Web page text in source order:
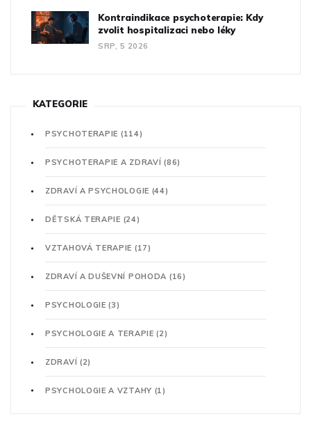
Kontraindikace psychoterapie: Kdy
zvolit hospitalizaci nebo léky
SRP, 5 2026
KATEGORIE
PSYCHOTERAPIE (114)
PSYCHOTERAPIE A ZDRAVÍ(86)
ZDRAVÍ A PSYCHOLOGIE (44)
DĚTSKÁ TERAPIE (24)
VZTAHOVÁ TERAPIE (17)
ZDRAVÍ A DUŠEVNÍ POHODA (16)
PSYCHOLOGIE(3)
PSYCHOLOGIE A TERAPIE(2)
ZDRAVÍ (2)
PSYCHOLOGIE A VZTAHY (1)